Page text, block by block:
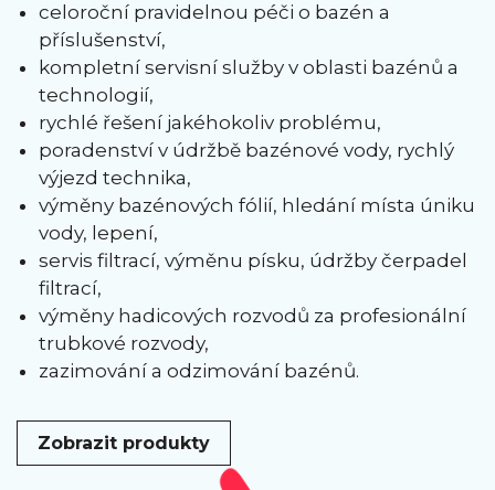
celoroční pravidelnou péči o bazén a
příslušenství,
kompletní servisní služby v oblasti bazénů a
technologií,
rychlé řešení jakéhokoliv problému,
poradenství v údržbě bazénové vody, rychlý
výjezd technika,
výměny bazénových fólií, hledání místa úniku
vody, lepení,
servis filtrací, výměnu písku, údržby čerpadel
filtrací,
výměny hadicových rozvodů za profesionální
trubkové rozvody,
zazimování a odzimování bazénů.
Zobrazit produkty